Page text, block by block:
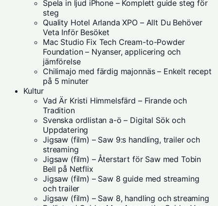
Spela in ljud iPhone – Komplett guide steg för
steg
Quality Hotel Arlanda XPO – Allt Du Behöver
Veta Inför Besöket
Mac Studio Fix Tech Cream-to-Powder
Foundation – Nyanser, applicering och
jämförelse
Chilimajo med färdig majonnäs – Enkelt recept
på 5 minuter
Kultur
Vad Är Kristi Himmelsfärd – Firande och
Tradition
Svenska ordlistan a-ö – Digital Sök och
Uppdatering
Jigsaw (film) – Saw 9:s handling, trailer och
streaming
Jigsaw (film) – Återstart för Saw med Tobin
Bell på Netflix
Jigsaw (film) – Saw 8 guide med streaming
och trailer
Jigsaw (film) – Saw 8, handling och streaming